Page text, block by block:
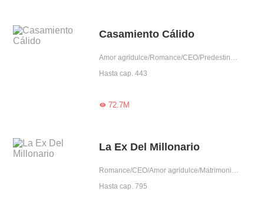
Casamiento Cálido
Amor agridulce/Romance/CEO/Predestinado/Reconciliación/Amor tras matrimonio/Dominante/Lindo/Madre soltera
Hasta cap. 443
72.7M
La Ex Del Millonario
Romance/CEO/Amor agridulce/Matrimonio contratado/Reconciliación/Uno VS Varios/Dominante/Arrogante
Hasta cap. 795